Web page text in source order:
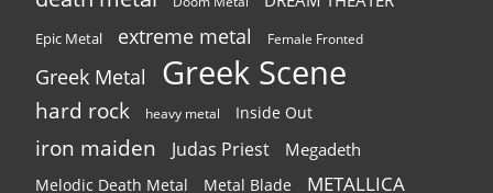
Epic Metal extreme metal Female Fronted
Greek Metal Greek Scene
hard rock heavy metal Inside Out
iron maiden Judas Priest Megadeth
Melodic Death Metal Metal Blade METALLICA